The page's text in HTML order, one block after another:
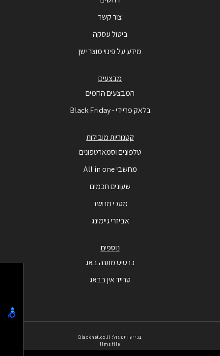
צור קשר
ביטול עסקה
מידע על פינוי מוצר ישן
מבצעים
המבצעים החמים
בלאק פריידי - Black Friday
קטגוריות מובילות
טלפונים וסמארטפונים
מחשבי All in one
שעונים חכמים
מסכי מחשב
אביזרי גיימינג
נוספים
כרטיס מתנה באג
טרייד אין בבאג
בנייה ותפעול: Blacknet.co.il
llms file